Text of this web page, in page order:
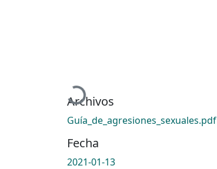
Cargando...
Archivos
Guía_de_agresiones_sexuales.pdf
Fecha
2021-01-13